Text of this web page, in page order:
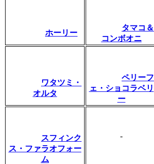
ホーリー
タマコ＆
コンボオニ
ワタツミ・
オルタ
ペリーフ
ェ・ショコラベリ
ー
スフィンク
ス・ファラオフォー
ム
-